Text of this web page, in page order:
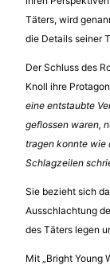
Täters, wird
die Details seiner
Der Schluss des
Knoll ihre
eine entstaubte
geflossen waren,
tragen konnte wie
Schlagzeilen
Sie bezieht sich
Ausschlachtung
des Täters legen
Mit „Bright Young